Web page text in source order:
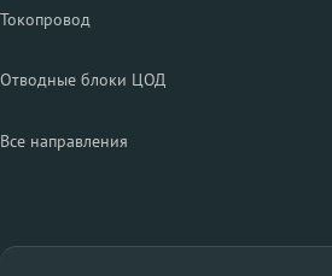
Токопровод
Отводные блоки ЦОД
Все направления